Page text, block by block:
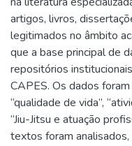
artigos, livros,
legitimados no âmbito
que a base principal de
repositórios
CAPES. Os dados
“qualidade de vida”,
“Jiu-Jitsu e atuação
textos foram